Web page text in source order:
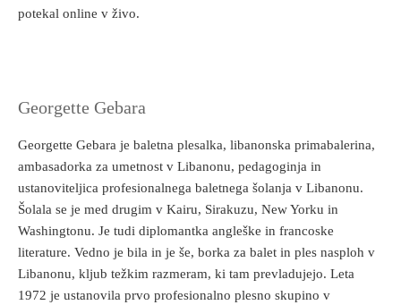
potekal online v živo.
Georgette Gebara
Georgette Gebara je baletna plesalka, libanonska primabalerina,
ambasadorka za umetnost v Libanonu, pedagoginja in
ustanoviteljica profesionalnega baletnega šolanja v Libanonu.
Šolala se je med drugim v Kairu, Sirakuzu, New Yorku in
Washingtonu. Je tudi diplomantka angleške in francoske
literature. Vedno je bila in je še, borka za balet in ples nasploh v
Libanonu, kljub težkim razmeram, ki tam prevladujejo. Leta
1972 je ustanovila prvo profesionalno plesno skupino v